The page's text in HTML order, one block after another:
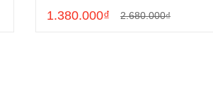
1.380.000₫ 2.680.000₫